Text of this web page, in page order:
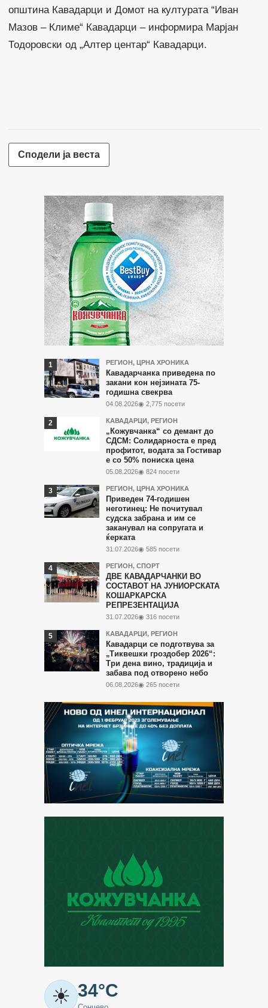
општина Кавадарци и Домот на културата “Иван
Мазов – Климе“ Кавадарци – информира Марјан
Тодоровски од „Алтер центар“ Кавадарци.
Сподели ја веста
Најчитани
во
последните
7
дена
РЕГИОН, ЦРНА ХРОНИКА
Кавадарчанка приведена по
закани кон нејзината 75-
годишна свекрва
04.08.2026◉ 2,775 посети
КАВАДАРЦИ, РЕГИОН
„Кожувчанка“ со демант до
СДСМ: Солидарноста е пред
профитот, водата за Гостивар
е со 50% пониска цена
05.08.2026◉ 824 посети
РЕГИОН, ЦРНА ХРОНИКА
Приведен 74-годишен
неготинец: Не почитувал
судска забрана и им се
заканувал на сопругата и
ќерката
31.07.2026◉ 585 посети
РЕГИОН, СПОРТ
ДВЕ КАВАДАРЧАНКИ ВО
СОСТАВОТ НА ЈУНИОРСКАТА
КОШАРКАРСКА
РЕПРЕЗЕНТАЦИЈА
31.07.2026◉ 316 посети
КАВАДАРЦИ, РЕГИОН
Кавадарци се подготвува за
„Тиквешки гроздобер 2026“:
Три дена вино, традиција и
забава под отворено небо
06.08.2026◉ 265 посети
Метео
- ☀ 34°C